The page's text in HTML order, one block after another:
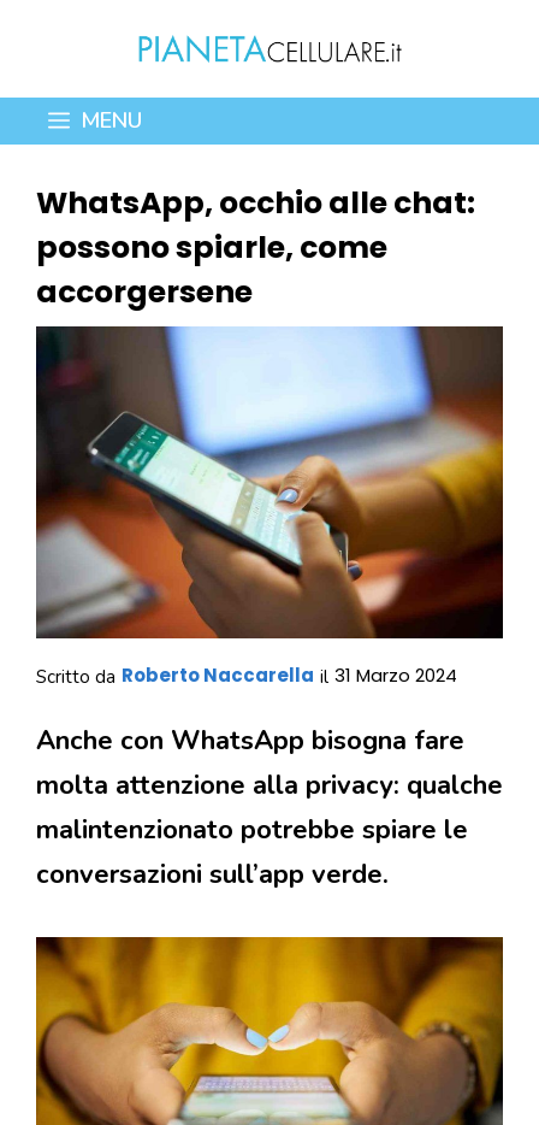
contenuto
MENU
WhatsApp, occhio alle chat:
possono spiarle, come
accorgersene
Scritto da Roberto Naccarella il 31 Marzo 2024
Anche con WhatsApp bisogna fare
molta attenzione alla privacy: qualche
malintenzionato potrebbe spiare le
conversazioni sull’app verde.